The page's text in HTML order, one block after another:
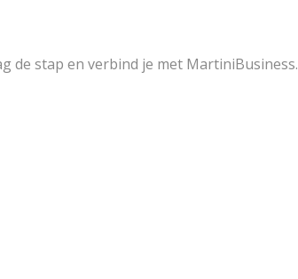
de stap en verbind je met MartiniBusiness.